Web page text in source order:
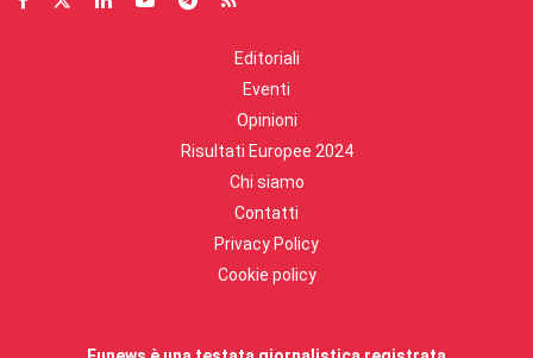
Editoriali
Eventi
Opinioni
Risultati Europee 2024
Chi siamo
Contatti
Privacy Policy
Cookie policy